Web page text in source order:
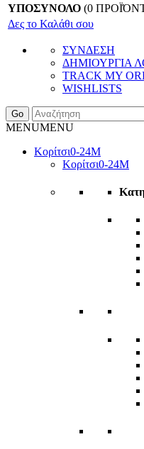
ΥΠΟΣΥΝΟΛΟ (0
Δες το Καλάθι σου
ΣΥΝΔΕΣΗ
ΔΗΜΙΟΥΡΓΙΑ
TRACK MY
WISHLISTS
Go
MENUMENU
Κορίτσι0-24Μ
Κορίτσι0-24Μ